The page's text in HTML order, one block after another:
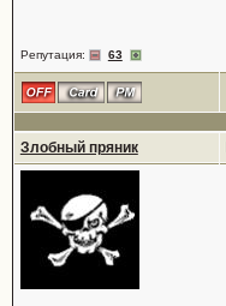
Репутация: 63
Злобный пряник